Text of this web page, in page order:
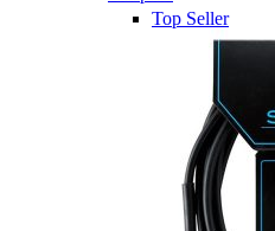
Top Seller